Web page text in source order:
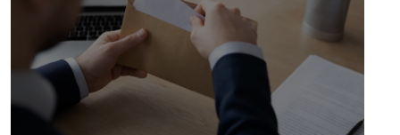
Nazione arrivo
quantità